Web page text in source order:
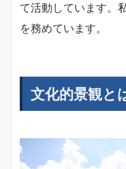
て活動しています。
を務めています。
文化的景観と